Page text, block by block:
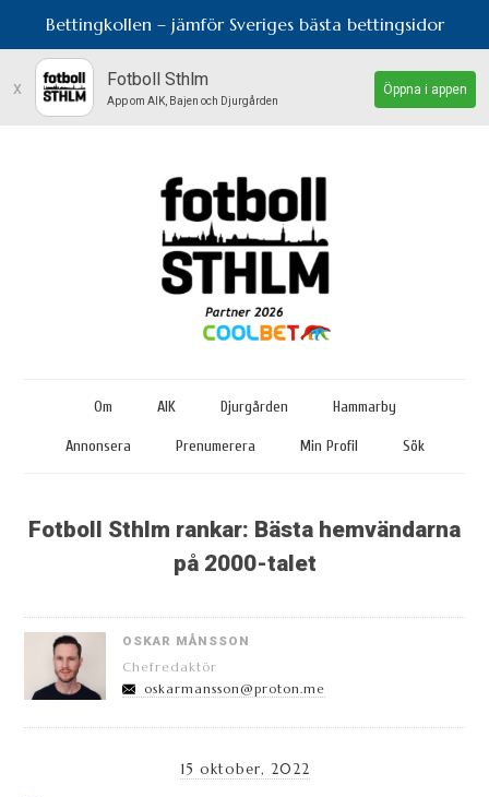
Bettingkollen – jämför Sveriges bästa bettingsidor
x Fotboll Sthlm
App om AIK, Bajen och Djurgården
Öppna i appen
Om AIK Djurgården Hammarby
Annonsera Prenumerera Min Profil Sök
Fotboll Sthlm rankar: Bästa hemvändarna
på 2000-talet
OSKAR MÅNSSON
Chefredaktör
oskarmansson@proton.me
15 oktober, 2022